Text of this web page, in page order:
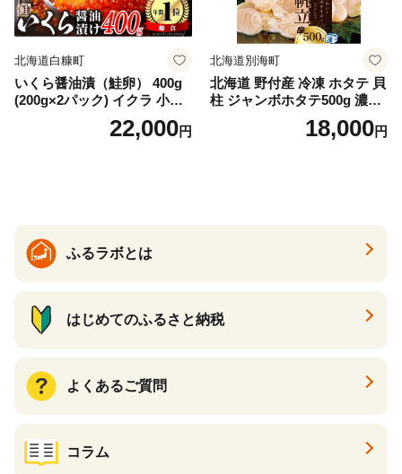
北海道白糠町
いくら醤油漬（鮭卵） 400g
(200g×2パック) イクラ 小分
け いくら醤油漬 鮭いくら い
くら醤油漬け 鮭 鮭卵 ikura
22,000円
北海道別海町
北海道 野付産 冷凍 ホタテ 貝
柱 ジャンボホタテ500g 濃厚
な旨味と甘み （ほたて ホタ
テ 帆立 貝柱 ホタテ貝柱 大玉
18,000円
ふるラボとは
はじめてのふるさと納税
よくあるご質問
コラム